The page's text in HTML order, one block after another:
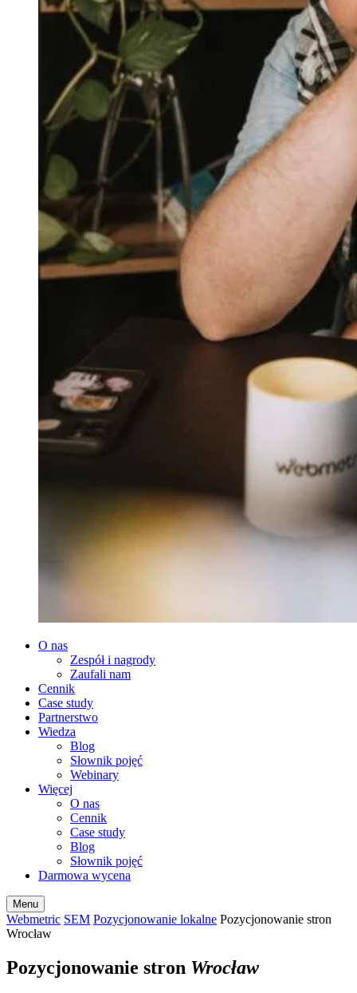
O nas
Zespół i nagrody
Zaufali nam
Cennik
Case study
Partnerstwo
Wiedza
Blog
Słownik pojęć
Webinary
Więcej
O nas
Cennik
Case study
Blog
Słownik pojęć
Darmowa wycena
Menu
Webmetric SEM Pozycjonowanie lokalne Pozycjonowanie stron
Wrocław
Pozycjonowanie stron Wrocław